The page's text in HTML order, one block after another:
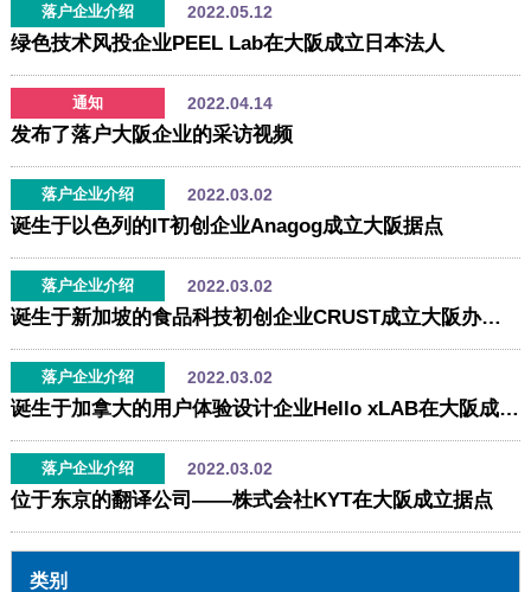
落户企业介绍 2022.05.12
绿色技术风投企业PEEL Lab在大阪成立日本法人
通知 2022.04.14
发布了落户大阪企业的采访视频
落户企业介绍 2022.03.02
诞生于以色列的IT初创企业Anagog成立大阪据点
落户企业介绍 2022.03.02
诞生于新加坡的食品科技初创企业CRUST成立大阪办事处
落户企业介绍 2022.03.02
诞生于加拿大的用户体验设计企业Hello xLAB在大阪成立子公司
落户企业介绍 2022.03.02
位于东京的翻译公司――株式会社KYT在大阪成立据点
类别